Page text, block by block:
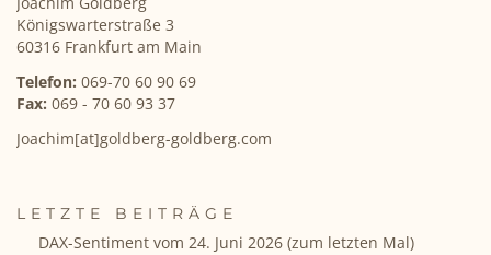
Königswarterstraße 3
60316 Frankfurt am Main
Telefon: 069-70 60 90 69
Fax: 069 - 70 60 93 37
Joachim[at]goldberg-goldberg.com
LETZTE BEITRÄGE
DAX-Sentiment vom 24. Juni 2026 (zum letzten Mal)